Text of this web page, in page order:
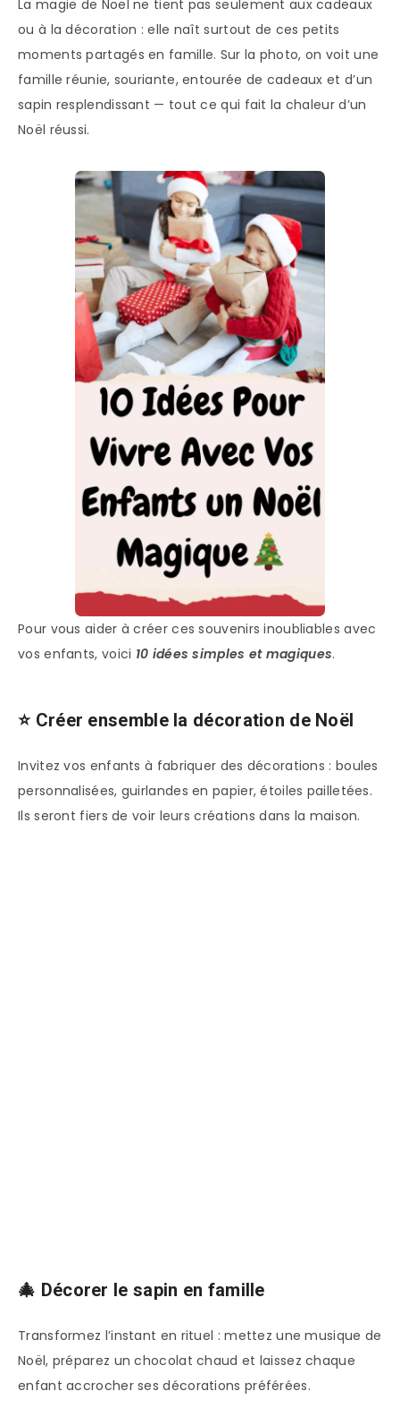
La magie de Noël ne tient pas seulement aux cadeaux
ou à la décoration : elle naît surtout de ces petits
moments partagés en famille. Sur la photo, on voit une
famille réunie, souriante, entourée de cadeaux et d’un
sapin resplendissant — tout ce qui fait la chaleur d’un
Noël réussi.
Pour vous aider à créer ces souvenirs inoubliables avec
vos enfants, voici 10 idées simples et magiques.
⭐ Créer ensemble la décoration de Noël
Invitez vos enfants à fabriquer des décorations : boules
personnalisées, guirlandes en papier, étoiles pailletées.
Ils seront fiers de voir leurs créations dans la maison.
🎄 Décorer le sapin en famille
Transformez l’instant en rituel : mettez une musique de
Noël, préparez un chocolat chaud et laissez chaque
enfant accrocher ses décorations préférées.